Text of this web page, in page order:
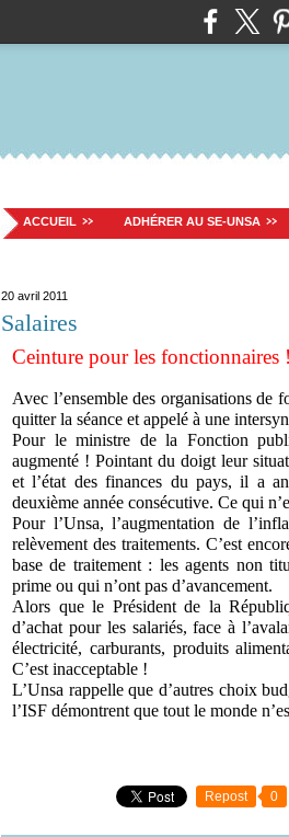
ACCUEIL ADHÉRER AU SE-UNSA
20 avril 2011
Salaires
Ceinture pour les fonctionnaires !
Avec l’ensemble des organisations de
quitter la séance et appelé à une
Pour le ministre de la Fonction
augmenté ! Pointant du doigt leur
et l’état des finances du pays, il a
deuxième année consécutive. Ce qui
Pour l’Unsa, l’augmentation de
relèvement des traitements. C’est
base de traitement : les agents non
prime ou qui n’ont pas d’avancement.
Alors que le Président de la
d’achat pour les salariés, face à
électricité, carburants, produits
C’est inacceptable !
L’Unsa rappelle que d’autres choix
l’ISF démontrent que tout le monde
Repost 0